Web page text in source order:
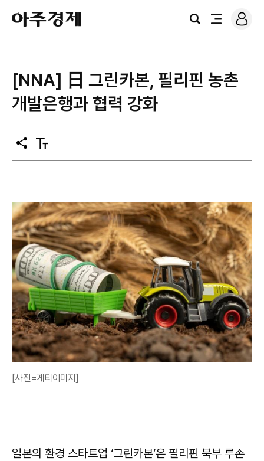
아
주
경
검
전
로
그
[NNA] 日 그린카본, 필리핀 농촌
개발은행과 협력 강화
공
유
텍
스
[사진=게티이미지]
일본의 환경 스타트업 ‘그린카본’은 필리핀 북부 루손